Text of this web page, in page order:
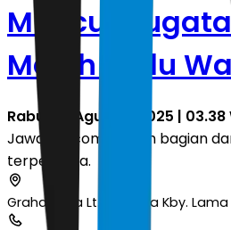
Muncul
Masih Perlu
Rabu, 20 Agustus 2025 | 03.38
JawaPos.com adalah bagian
terpercaya.
Graha Pena Lt.2 Jl. Raya Kby.